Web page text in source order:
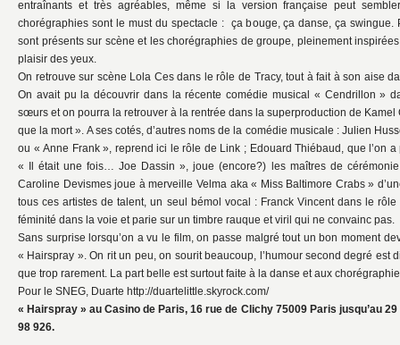
entraînants et très agréables, même si la version française peut
chorégraphies sont le must du spectacle : ça bouge, ça danse, ça swingue.
sont présents sur scène et les chorégraphies de groupe, pleinement
plaisir des yeux.
On retrouve sur scène Lola Ces dans le rôle de Tracy, tout à fait à son aise
On avait pu la découvrir dans la récente comédie musical « Cendrillon »
sœurs et on pourra la retrouver à la rentrée dans la superproduction de Kamel
que la mort ». A ses cotés, d’autres noms de la comédie musicale : Julien
ou « Anne Frank », reprend ici le rôle de Link ; Edouard Thiébaud, que l’on
« Il était une fois… Joe Dassin », joue (encore?) les maîtres de
Caroline Devismes joue à merveille Velma aka « Miss Baltimore Crabs »
tous ces artistes de talent, un seul bémol vocal : Franck Vincent dans le
féminité dans la voie et parie sur un timbre rauque et viril qui ne convainc pas.
Sans surprise lorsqu’on a vu le film, on passe malgré tout un bon moment
« Hairspray ». On rit un peu, on sourit beaucoup, l’humour second degré est
que trop rarement. La part belle est surtout faite à la danse et aux
Pour le SNEG, Duarte http://duartelittle.skyrock.com/
« Hairspray » au Casino de Paris, 16 rue de Clichy 75009 Paris jusqu’au
98 926.